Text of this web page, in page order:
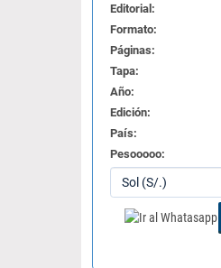
Editorial:
Formato:
Páginas:
Tapa:
Año:
Edición:
País:
Pesooooo: